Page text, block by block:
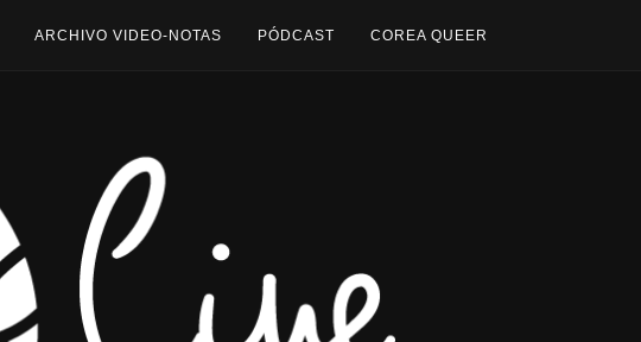
ARCHIVO VIDEO-NOTAS PÓDCAST COREA QUEER